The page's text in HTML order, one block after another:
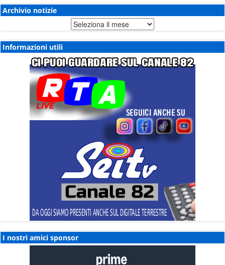
Archivio notizie
Archivio
Informazioni utili
I nostri amici sponsor